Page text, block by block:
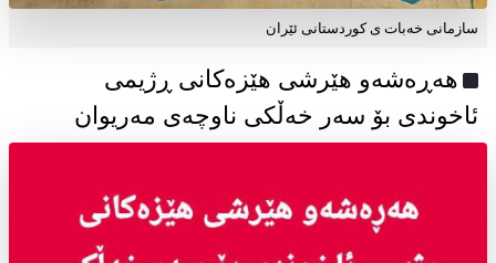
سازمانی خەبات ی كوردستانی ئێران
هەڕەشەو هێرشی هێزەکانی ڕژیمی
ئاخوندی بۆ سەر خەڵکی ناوچەی مەریوان